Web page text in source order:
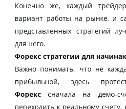
Конечно же, каждый
вариант работы на рынке, и
представленных стратегий
для него.
Форекс стратегии для
Важно понимать, что не
прибыльной, здесь
Форекс сначала на демо-
переходить к реальному